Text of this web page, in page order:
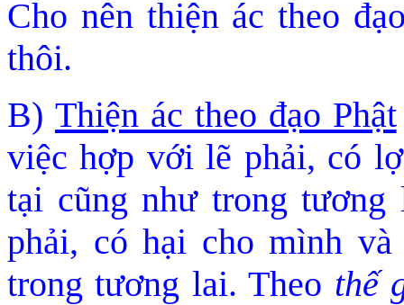
Cho nên thiện ác theo
thôi.
B) Thiện ác theo đạo Phật
việc hợp với lẽ phải, có
tại cũng như trong
phải, có hại cho mình
trong tương lai. Theo thế